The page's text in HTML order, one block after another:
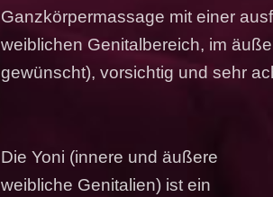
Ganzkörpermassage mit einer
weiblichen Genitalbereich, im
gewünscht), vorsichtig und sehr
Die Yoni (innere und äußere
weibliche Genitalien) ist ein